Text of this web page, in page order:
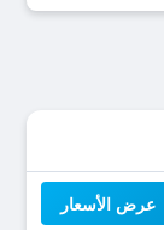
عرض الأسعار